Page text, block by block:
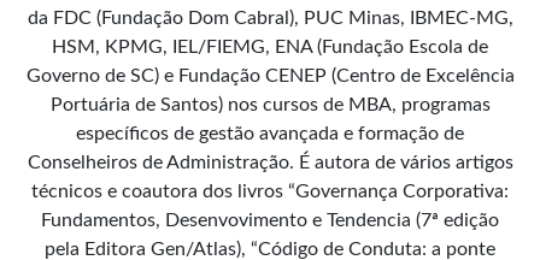
da FDC (Fundação Dom Cabral), PUC Minas, IBMEC-MG,
HSM, KPMG, IEL/FIEMG, ENA (Fundação Escola de
Governo de SC) e Fundação CENEP (Centro de Excelência
Portuária de Santos) nos cursos de MBA, programas
específicos de gestão avançada e formação de
Conselheiros de Administração. É autora de vários artigos
técnicos e coautora dos livros “Governança Corporativa:
Fundamentos, Desenvovimento e Tendencia (7ª edição
pela Editora Gen/Atlas), “Código de Conduta: a ponte